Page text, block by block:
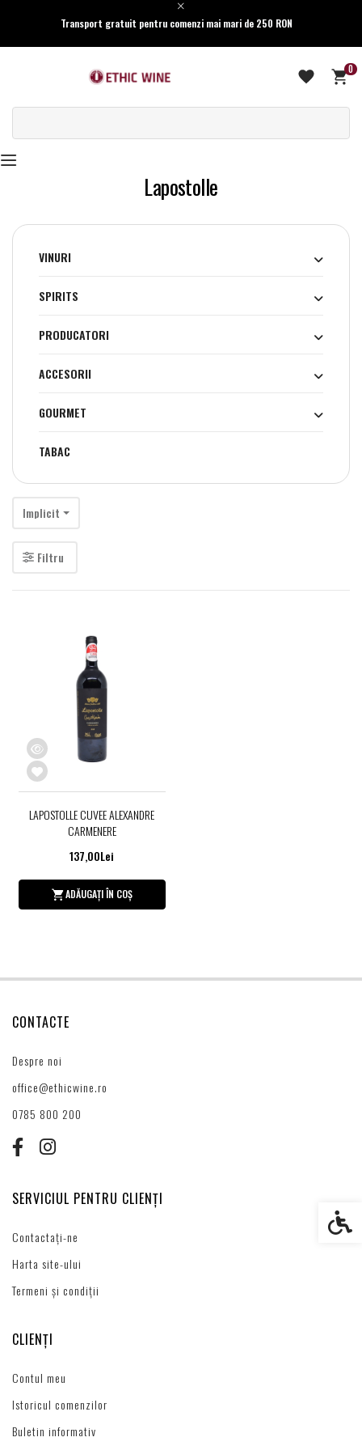
Transport gratuit pentru comenzi mai mari de 250 RON
0
Lapostolle
VINURI
SPIRITS
PRODUCATORI
ACCESORII
GOURMET
TABAC
Implicit
Filtru
LAPOSTOLLE CUVEE ALEXANDRE
CARMENERE
137,00Lei
ADĂUGAȚI ÎN COȘ
CONTACTE
Despre noi
office@ethicwine.ro
0785 800 200
SERVICIUL PENTRU CLIENȚI
Contactați-ne
Harta site-ului
Termeni și condiții
CLIENȚI
Contul meu
Istoricul comenzilor
Buletin informativ
Setări